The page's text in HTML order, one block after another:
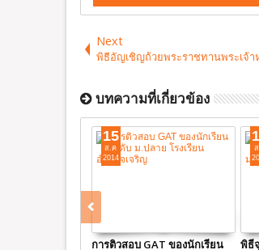
Next
พิธีอัญเชิญถ้วยพระราชทานพระเจ้า
บทความที่เกี่ยวข้อง
การติวสอบ GAT ของนักเรียน
15
ส.ค
2014
พิธี